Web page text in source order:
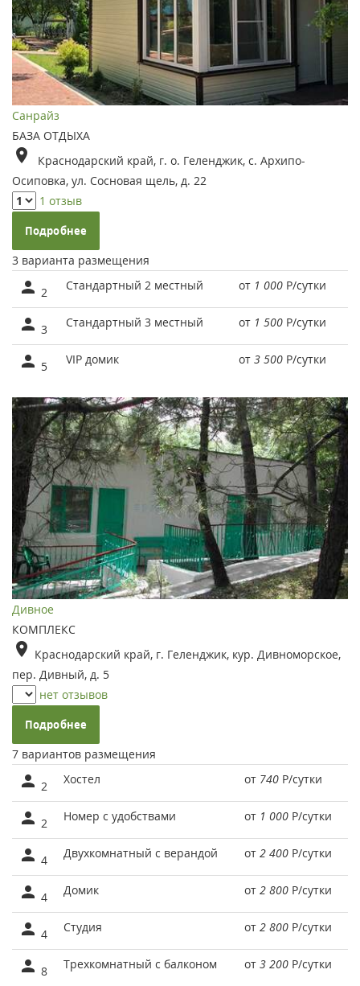
Санрайз
БАЗА ОТДЫХА
Краснодарский край, г. о. Геленджик, с. Архипо-
Осиповка, ул. Сосновая щель, д. 22
1 отзыв
Подробнее
3 варианта размещения
2 Стандартный 2 местный от 1 000 Р/сутки
3 Стандартный 3 местный от 1 500 Р/сутки
5 VIP домик от 3 500 Р/сутки
Дивное
КОМПЛЕКС
Краснодарский край, г. Геленджик, кур. Дивноморское,
пер. Дивный, д. 5
нет отзывов
Подробнее
7 вариантов размещения
2 Хостел от 740 Р/сутки
2 Номер с удобствами от 1 000 Р/сутки
4 Двухкомнатный с верандой от 2 400 Р/сутки
4 Домик от 2 800 Р/сутки
4 Студия от 2 800 Р/сутки
8 Трехкомнатный с балконом от 3 200 Р/сутки